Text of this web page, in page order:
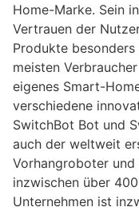
Home-Marke. Sein
Vertrauen der
Produkte
meisten
eigenes Smart-
verschiedene
SwitchBot Bot und
auch der weltweit
Vorhangroboter
inzwischen über
Unternehmen ist